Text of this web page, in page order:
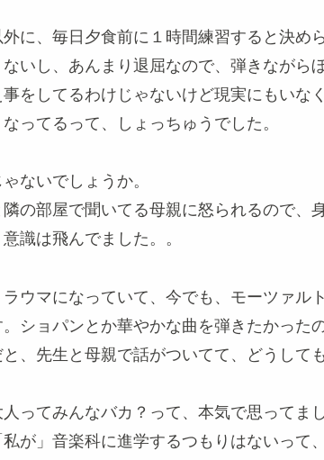
に、毎日夕食前に１時間練習すると決め
いし、あんまり退屈なので、弾きながら
をしてるわけじゃないけど現実にもいな
ってるって、しょっちゅうでした。
ないでしょうか。
の部屋で聞いてる母親に怒られるので、
識は飛んでました。。
ウマになっていて、今でも、モーツァル
ショパンとか華やかな曲を弾きたかった
、先生と母親で話がついてて、どうして
ってみんなバカ？って、本気で思ってまし
が」音楽科に進学するつもりはないって